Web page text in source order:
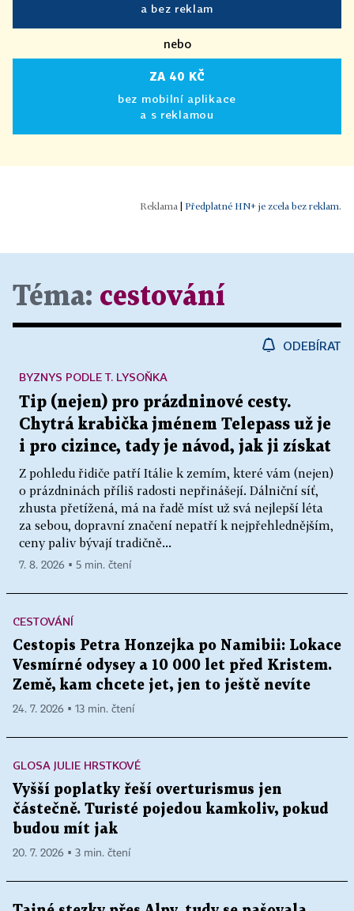
a bez reklam
nebo
ZA 40 KČ
bez mobilní aplikace
a s reklamou
Předplatné HN+ je zcela bez reklam.
Téma: cestování
ODEBÍRAT
Tip (nejen) pro prázdninové cesty.
Chytrá krabička jménem Telepass už je
i pro cizince, tady je návod, jak ji získat
Z pohledu řidiče patří Itálie k zemím, které vám (nejen)
o prázdninách příliš radosti nepřinášejí. Dálniční síť,
zhusta přetížená, má na řadě míst už svá nejlepší léta
za sebou, dopravní značení nepatří k nejpřehlednějším,
ceny paliv bývají tradičně...
BYZNYS PODLE T. LYSOŇKA
7. 8. 2026 ▪ 5 min. čtení
CESTOVÁNÍ
Cestopis Petra Honzejka po Namibii: Lokace
Vesmírné odysey a 10 000 let před Kristem.
Země, kam chcete jet, jen to ještě nevíte
24. 7. 2026 ▪ 13 min. čtení
GLOSA JULIE HRSTKOVÉ
Vyšší poplatky řeší overturismus jen
částečně. Turisté pojedou kamkoliv, pokud
budou mít jak
20. 7. 2026 ▪ 3 min. čtení